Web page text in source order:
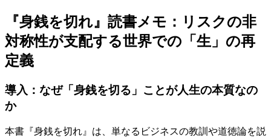
『身銭を切れ』読書メモ：リスクの非
対称性が支配する世界での「生」の再
定義
導入：なぜ「身銭を切る」ことが人生の本質なの
か
本書『身銭を切れ』は、単なるビジネスの教訓や道徳論を説